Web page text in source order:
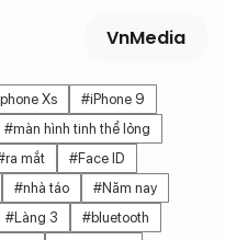
VnMedia
Xs
#iPhone 9
#màn hình tinh thể lỏng
mắt
#Face ID
#nhà táo
#Năm nay
#Làng 3
#bluetooth